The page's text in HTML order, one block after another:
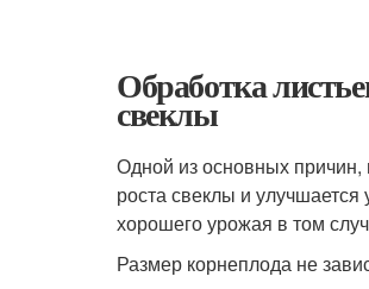
Обработка
свеклы
Одной из основных причин,
роста свеклы и
хорошего урожая в том
Размер корнеплода не